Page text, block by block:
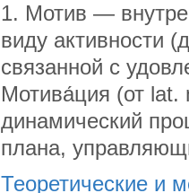
1. Мотив —
виду активности
связанной с
Мотива́ция (от
динамический
плана,
Теоретические и